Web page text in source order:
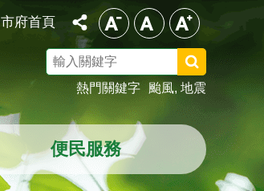
市府首頁
尋
熱門關鍵字
颱風 地震
便民服務